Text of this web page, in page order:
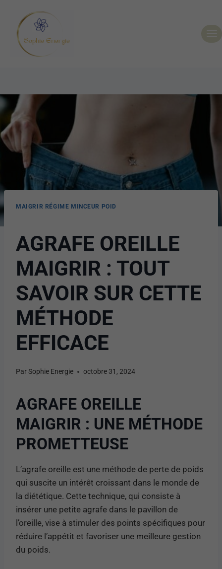
MAIGRIR RÉGIME MINCEUR POID
AGRAFE OREILLE
MAIGRIR : TOUT
SAVOIR SUR CETTE
MÉTHODE
EFFICACE
ParSophie Energie octobre 31, 2024
AGRAFE OREILLE
MAIGRIR : UNE MÉTHODE
PROMETTEUSE
L’agrafe oreille est une méthode de perte de poids
qui suscite un intérêt croissant dans le monde de
la diététique. Cette technique, qui consiste à
insérer une petite agrafe dans le pavillon de
l’oreille, vise à stimuler des points spécifiques pour
réduire l’appétit et favoriser une meilleure gestion
du poids.